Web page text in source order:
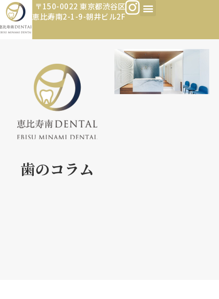
〒150-0022 東京都渋谷区
恵比寿南2-1-9-朝井ビル2F
歯のコラム​